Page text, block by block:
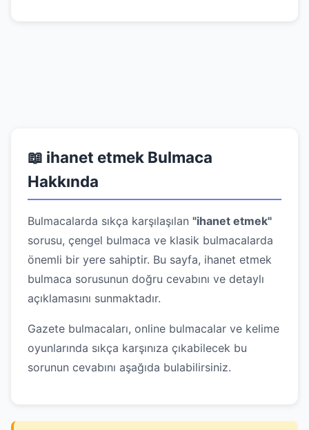
📖 ihanet etmek Bulmaca
Hakkında
Bulmacalarda sıkça karşılaşılan "ihanet etmek"
sorusu, çengel bulmaca ve klasik bulmacalarda
önemli bir yere sahiptir. Bu sayfa, ihanet etmek
bulmaca sorusunun doğru cevabını ve detaylı
açıklamasını sunmaktadır.
Gazete bulmacaları, online bulmacalar ve kelime
oyunlarında sıkça karşınıza çıkabilecek bu
sorunun cevabını aşağıda bulabilirsiniz.